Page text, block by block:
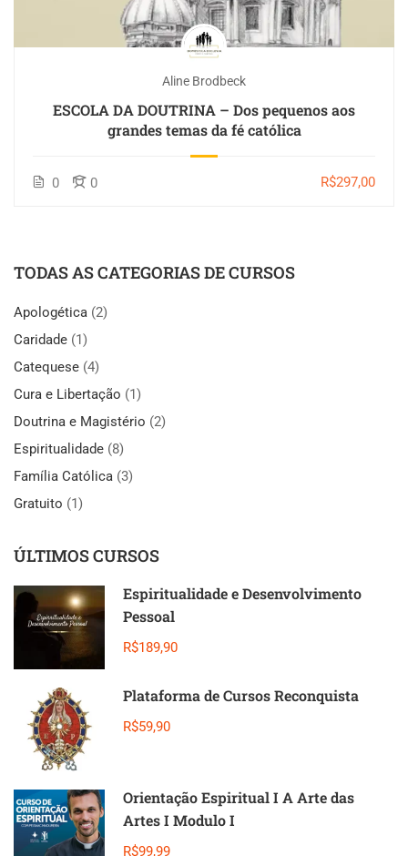
Aline Brodbeck
ESCOLA DA DOUTRINA – Dos pequenos aos
grandes temas da fé católica
0 0 R$297,00
TODAS AS CATEGORIAS DE CURSOS
Apologética (2)
Caridade (1)
Catequese (4)
Cura e Libertação (1)
Doutrina e Magistério (2)
Espiritualidade (8)
Família Católica (3)
Gratuito (1)
ÚLTIMOS CURSOS
Espiritualidade e Desenvolvimento
Pessoal
R$189,90
Plataforma de Cursos Reconquista
R$59,90
Orientação Espiritual I A Arte das
Artes I Modulo I
R$99,99